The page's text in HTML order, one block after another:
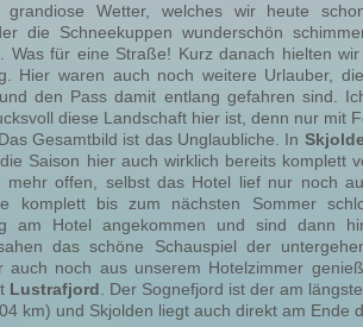
Wetter, welches wir heute
die Schneekuppen wunderschön
Was für eine Straße! Kurz danach hielten
Hier waren auch noch weitere Urlauber,
den Pass damit entlang gefahren sind.
diese Landschaft hier ist, denn nur mit
Gesamtbild ist das Unglaubliche. In
Saison hier auch wirklich bereits komplett
mehr offen, selbst das Hotel lief nur noch
komplett bis zum nächsten Sommer
am Hotel angekommen und sind dann
das schöne Schauspiel der
auch noch aus unserem Hotelzimmer
Lustrafjord . Der Sognefjord ist der am
km) und Skjolden liegt auch direkt am Ende